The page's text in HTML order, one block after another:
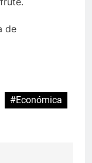
de
#Económica